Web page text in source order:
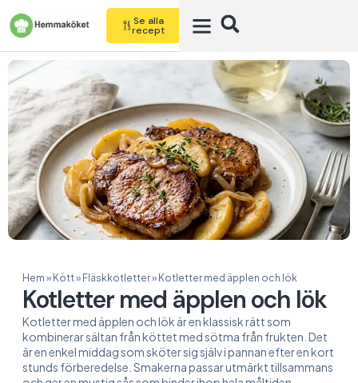
Se alla
recept
Hem » Kött» Fläskkotletter» Kotletter med äpplen och lök
Kotletter med äpplen och lök
Kotletter med äpplen och lök är en klassisk rätt som
kombinerar sältan från köttet med sötma från frukten. Det
är en enkel middag som sköter sig själv i pannan efter en kort
stunds förberedelse. Smakerna passar utmärkt tillsammans